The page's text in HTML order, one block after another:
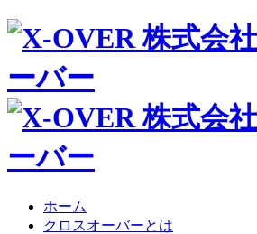
ホーム
クロスオーバーとは